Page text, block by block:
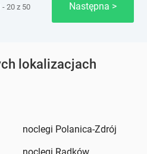
- 20 z 50 Następna
lokalizacjach
noclegi Polanica-Zdrój